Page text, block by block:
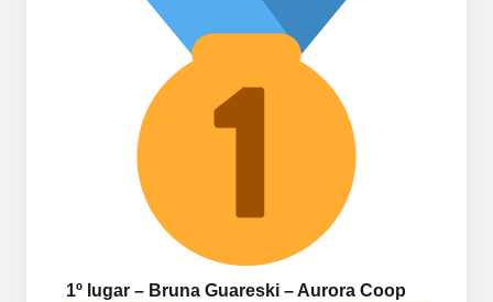
1º lugar – Bruna Guareski – Aurora Coop